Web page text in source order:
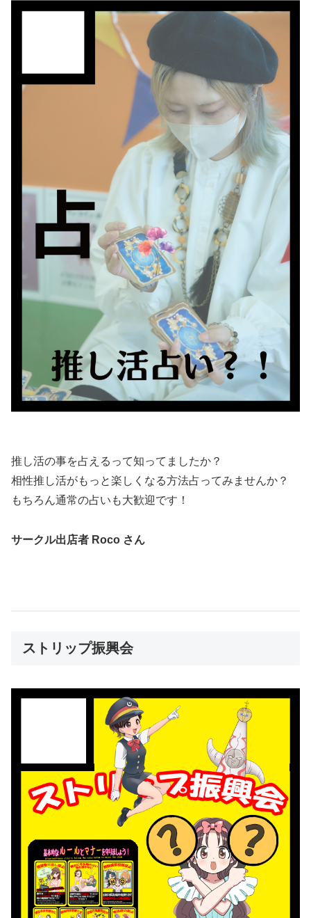
推し活の事を占えるって知ってましたか？
相性推し活がもっと楽しくなる方法占ってみませんか？
もちろん通常の占いも大歓迎です！
サークル出店者 Roco さん
ストリップ振興会